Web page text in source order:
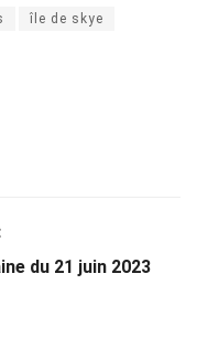
île de skye
du 21 juin 2023